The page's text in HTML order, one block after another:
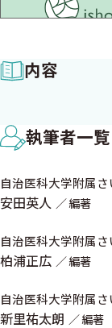
内容
執筆者一覧
自治医科大学附属
安田英人 編著
自治医科大学附属
柏浦正広 編著
自治医科大学附属
新里祐太朗 編著